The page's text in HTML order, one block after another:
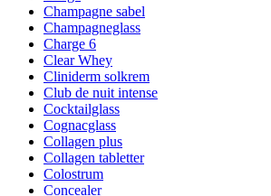
Champagne sabel
Champagneglass
Charge 6
Clear Whey
Cliniderm solkrem
Club de nuit intense
Cocktailglass
Cognacglass
Collagen plus
Collagen tabletter
Colostrum
Concealer